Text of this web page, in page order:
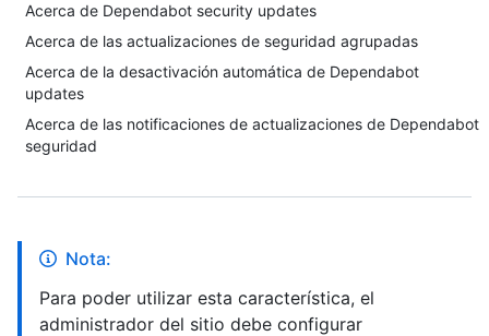
Acerca de Dependabot security updates
Acerca de las actualizaciones de seguridad agrupadas
Acerca de la desactivación automática de Dependabot
updates
Acerca de las notificaciones de actualizaciones de Dependabot
seguridad
Nota:
Para poder utilizar esta característica, el
administrador del sitio debe configurar